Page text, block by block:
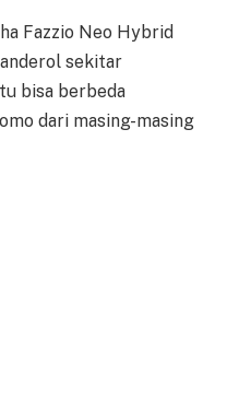
Fazzio Neo Hybrid
sekitar
bisa berbeda
dari masing-masing